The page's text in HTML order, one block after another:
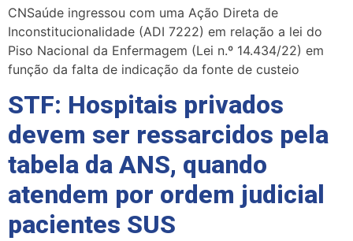
CNSaúde ingressou com uma Ação Direta de
Inconstitucionalidade (ADI 7222) em relação a lei do
Piso Nacional da Enfermagem (Lei n.º 14.434/22) em
função da falta de indicação da fonte de custeio
STF: Hospitais privados
devem ser ressarcidos pela
tabela da ANS, quando
atendem por ordem judicial
pacientes SUS